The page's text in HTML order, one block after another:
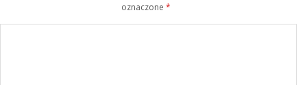
oznaczone *